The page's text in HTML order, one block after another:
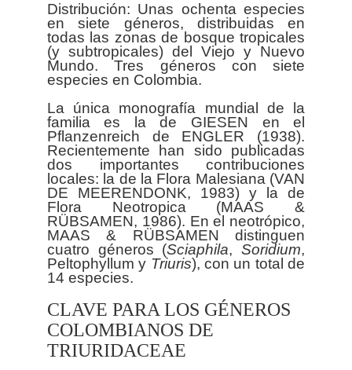
Distribución: Unas ochenta especies
en siete géneros, distribuidas en
todas las zonas de bosque tropicales
(y subtropicales) del Viejo y Nuevo
Mundo. Tres géneros con siete
especies en Colombia.
La única monografía mundial de la
familia es la de GIESEN en el
Pflanzenreich de ENGLER (1938).
Recientemente han sido publicadas
dos importantes contribuciones
locales: la de la Flora Malesiana (VAN
DE MEERENDONK, 1983) y la de
Flora Neotropica (MAAS &
RÜBSAMEN, 1986). En el neotrópico,
MAAS & RÜBSAMEN distinguen
cuatro géneros (Sciaphila,Soridium,
Peltophyllum y Triuris), con un total de
CLAVE PARA LOS GÉNEROS
COLOMBIANOS DE
TRIURIDACEAE